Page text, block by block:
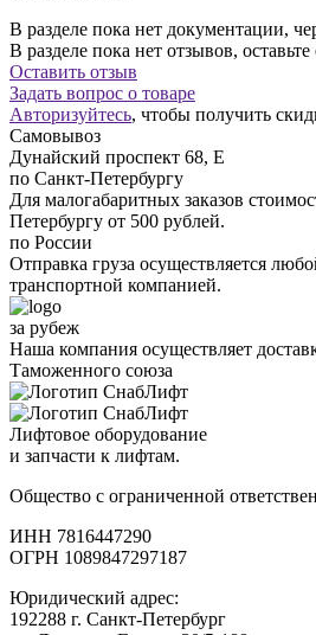
В разделе пока нет документации,
В разделе пока нет отзывов,
Оставить отзыв
Задать вопрос о товаре
Авторизуйтесь, чтобы получить
Самовывоз
Дунайский проспект 68, Е
по Санкт-Петербургу
Для малогабаритных заказов
Петербургу от 500 рублей.
по России
Отправка груза осуществляется
транспортной компанией.
за рубеж
Наша компания осуществляет
Таможенного союза
Лифтовое оборудование
и запчасти к лифтам.
Общество с ограниченной
ИНН 7816447290
ОГРН 1089847297187
Юридический адрес:
192288 г. Санкт-Петербург